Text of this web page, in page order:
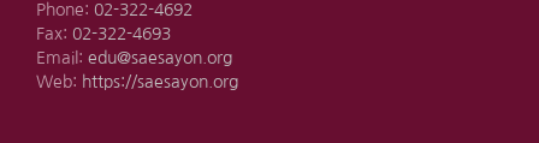
Phone: 02-322-4692
Fax: 02-322-4693
Email: edu@saesayon.org
Web: https://saesayon.org